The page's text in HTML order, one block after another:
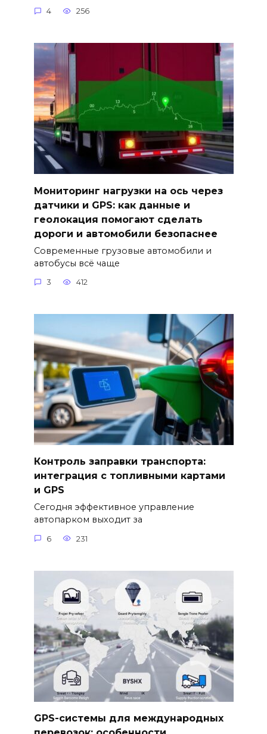
4 256
Мониторинг нагрузки на ось через
датчики и GPS: как данные и
геолокация помогают сделать
дороги и автомобили безопаснее
Современные грузовые автомобили и
автобусы всё чаще
3 412
Контроль заправки транспорта:
интеграция с топливными картами
и GPS
Сегодня эффективное управление
автопарком выходит за
6 231
GPS-системы для международных